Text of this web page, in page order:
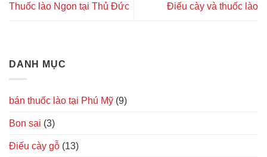
DANH MỤC
bán thuốc lào tại Phú Mỹ (9)
Bon sai (3)
Điếu cày gỗ (13)
Thuốc lào Ngon tại Thủ Đức Điếu cày và thuốc lào